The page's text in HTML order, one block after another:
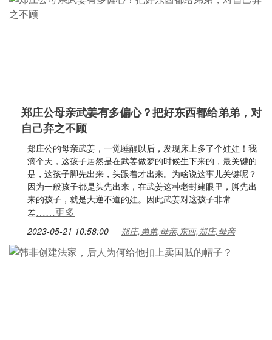
郑庄公母亲武姜有多偏心？把好东西都给弟弟，对
自己弃之不顾
郑庄公的母亲武姜，一觉睡醒以后，发现床上多了个娃娃！我
滴个天，这孩子居然是在武姜做梦的时候生下来的，最关键的
是，这孩子脚先出来，头跟着才出来。为啥说这事儿关键呢？
因为一般孩子都是头先出来，在武姜这种老封建眼里，脚先出
来的孩子，就是大逆不道的娃。因此武姜对这孩子非常
差……更多
2023-05-21 10:58:00 郑庄,弟弟,母亲,东西,郑庄,母亲